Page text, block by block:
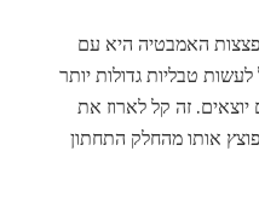
האמבטיה היא עם
טבליות גדולות יותר
זה קל לארוז את
אותו מהחלק התחתון